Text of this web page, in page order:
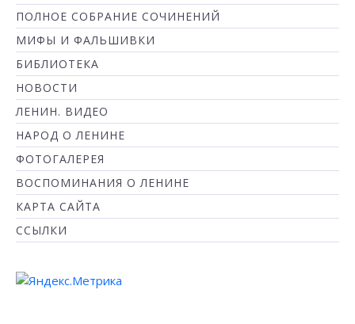
ПОЛНОЕ СОБРАНИЕ СОЧИНЕНИЙ
МИФЫ И ФАЛЬШИВКИ
БИБЛИОТЕКА
НОВОСТИ
ЛЕНИН. ВИДЕО
НАРОД О ЛЕНИНЕ
ФОТОГАЛЕРЕЯ
ВОСПОМИНАНИЯ О ЛЕНИНЕ
КАРТА САЙТА
ССЫЛКИ